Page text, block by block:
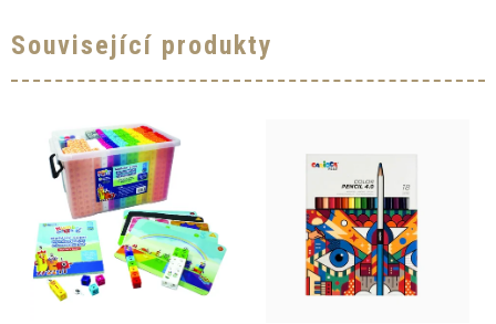
Související produkty